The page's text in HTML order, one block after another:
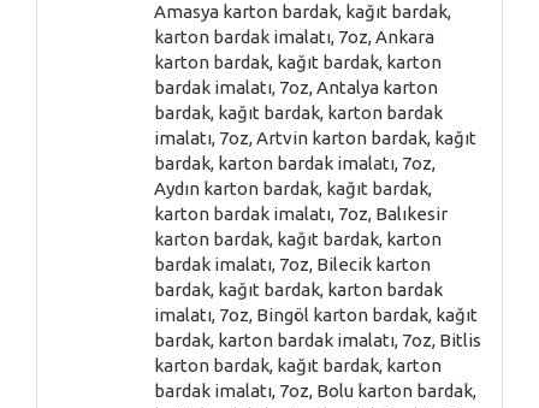
Amasya karton bardak, kağıt bardak,
karton bardak imalatı, 7oz, Ankara
karton bardak, kağıt bardak, karton
bardak imalatı, 7oz, Antalya karton
bardak, kağıt bardak, karton bardak
imalatı, 7oz, Artvin karton bardak, kağıt
bardak, karton bardak imalatı, 7oz,
Aydın karton bardak, kağıt bardak,
karton bardak imalatı, 7oz, Balıkesir
karton bardak, kağıt bardak, karton
bardak imalatı, 7oz, Bilecik karton
bardak, kağıt bardak, karton bardak
imalatı, 7oz, Bingöl karton bardak, kağıt
bardak, karton bardak imalatı, 7oz, Bitlis
karton bardak, kağıt bardak, karton
bardak imalatı, 7oz, Bolu karton bardak,